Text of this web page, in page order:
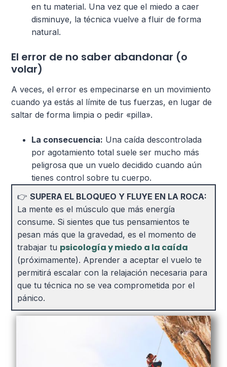
en tu material. Una vez que el miedo a caer
disminuye, la técnica vuelve a fluir de forma
natural.
El error de no saber abandonar (o
volar)
A veces, el error es empecinarse en un movimiento
cuando ya estás al límite de tus fuerzas, en lugar de
saltar de forma limpia o pedir «pilla».
La consecuencia: Una caída descontrolada
por agotamiento total suele ser mucho más
peligrosa que un vuelo decidido cuando aún
tienes control sobre tu cuerpo.
👉SUPERA EL BLOQUEO Y FLUYE EN LA ROCA:
La mente es el músculo que más energía
consume. Si sientes que tus pensamientos te
pesan más que la gravedad, es el momento de
trabajar tu psicología y miedo a la caída
(próximamente). Aprender a aceptar el vuelo te
permitirá escalar con la relajación necesaria para
que tu técnica no se vea comprometida por el
pánico.